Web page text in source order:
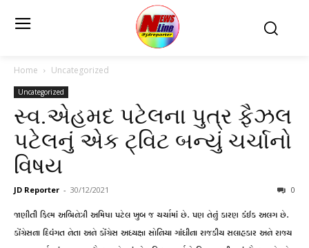
Home Uncategorized
Uncategorized
સ્વ.એહમદ પટેલના પુત્ર ફૈઝલ
પટેલનું એક ટ્વિટ બન્યું ચર્ચાનો
વિષય
JD Reporter - 30/12/2021 0
જાણીતી ફિલ્મ અભિનેત્રી અમિષા પટેલ ખુબ જ ચર્ચામાં છે. પણ તેનું કારણ કંઈક અલગ છે.
કોંગ્રેસના દિવંગત નેતા અને કોંગ્રેસ અધ્યક્ષા સોનિયા ગાંધીના રાજકીય સલાહકાર અને રાજ્ય